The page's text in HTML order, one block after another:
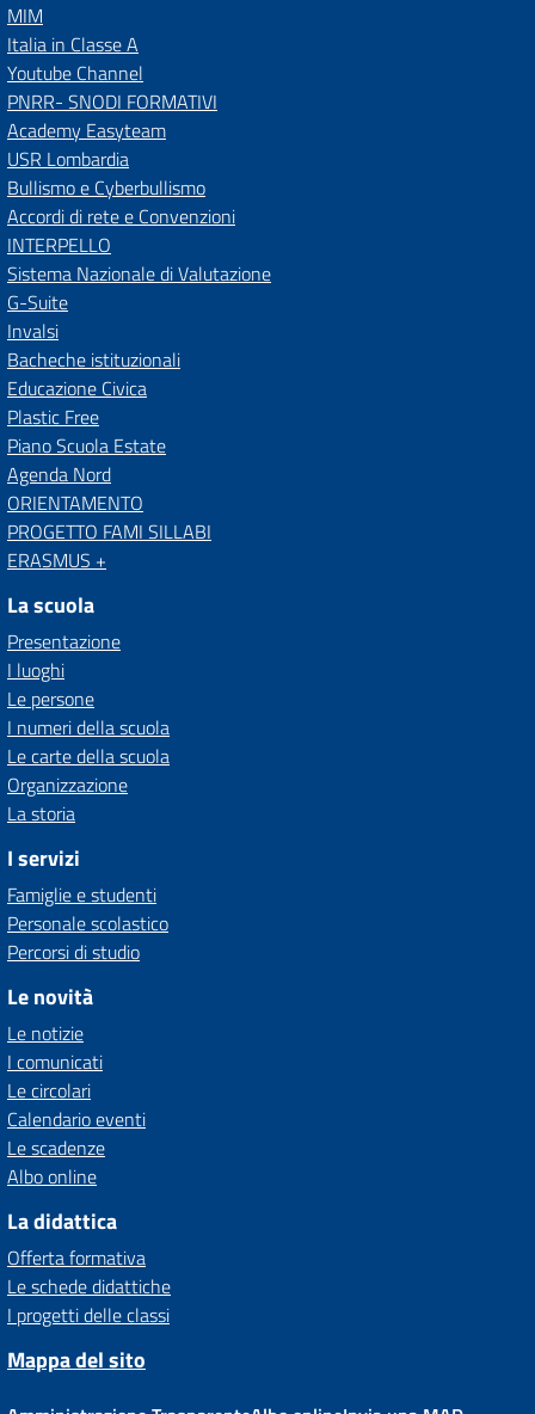
MIM
Italia in Classe A
Youtube Channel
PNRR- SNODI FORMATIVI
Academy Easyteam
USR Lombardia
Bullismo e Cyberbullismo
Accordi di rete e Convenzioni
INTERPELLO
Sistema Nazionale di Valutazione
G-Suite
Invalsi
Bacheche istituzionali
Educazione Civica
Plastic Free
Piano Scuola Estate
Agenda Nord
ORIENTAMENTO
PROGETTO FAMI SILLABI
ERASMUS +
La scuola
Presentazione
I luoghi
Le persone
I numeri della scuola
Le carte della scuola
Organizzazione
La storia
I servizi
Famiglie e studenti
Personale scolastico
Percorsi di studio
Le novità
Le notizie
I comunicati
Le circolari
Calendario eventi
Le scadenze
Albo online
La didattica
Offerta formativa
Le schede didattiche
I progetti delle classi
Mappa del sito